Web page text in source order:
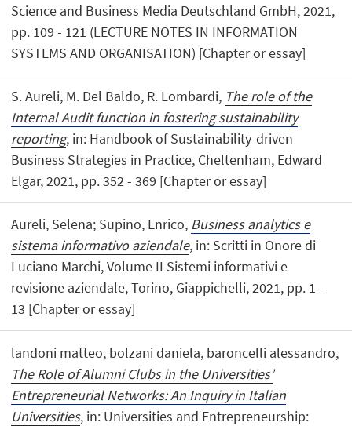
Science and Business Media Deutschland GmbH, 2021,
pp. 109 - 121 (LECTURE NOTES IN INFORMATION
SYSTEMS AND ORGANISATION) [Chapter or essay]
S. Aureli, M. Del Baldo, R. Lombardi, The role of the
Internal Audit function in fostering sustainability
reporting, in: Handbook of Sustainability-driven
Business Strategies in Practice, Cheltenham, Edward
Elgar, 2021, pp. 352 - 369 [Chapter or essay]
Aureli, Selena; Supino, Enrico, Business analytics e
sistema informativo aziendale, in: Scritti in Onore di
Luciano Marchi, Volume II Sistemi informativi e
revisione aziendale, Torino, Giappichelli, 2021, pp. 1 -
13 [Chapter or essay]
landoni matteo, bolzani daniela, baroncelli alessandro,
The Role of Alumni Clubs in the Universities’
Entrepreneurial Networks: An Inquiry in Italian
Universities, in: Universities and Entrepreneurship: